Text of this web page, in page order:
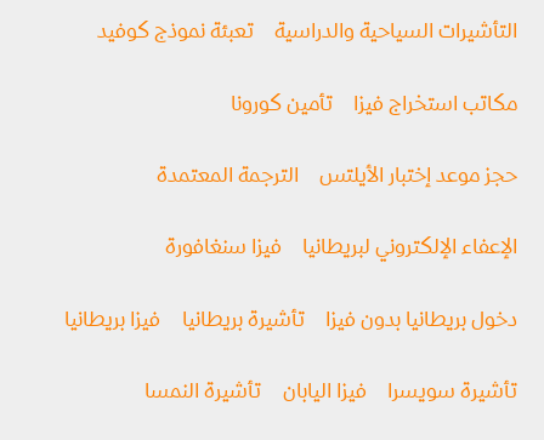
التأشيرات السياحية والدراسية تعبئة نموذج كوفيد
مكاتب استخراج فيزا تأمين كورونا
حجز موعد إختبار الأيلتس الترجمة المعتمدة
الإعفاء الإلكتروني لبريطانيا فيزا سنغافورة
دخول بريطانيا بدون فيزا تأشيرة بريطانيا فيزا بريطانيا
تأشيرة سويسرا فيزا اليابان تأشيرة النمسا